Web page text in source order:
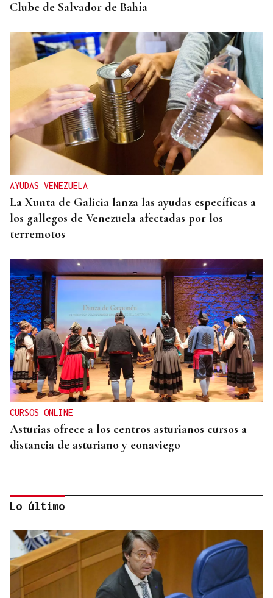
Clube de Salvador de Bahía
AYUDAS VENEZUELA
La Xunta de Galicia lanza las ayudas específicas a
los gallegos de Venezuela afectadas por los
terremotos
CURSOS ONLINE
Asturias ofrece a los centros asturianos cursos a
distancia de asturiano y eonaviego
Lo último